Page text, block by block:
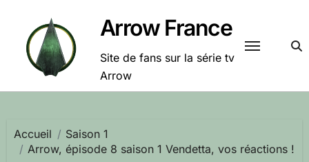
contenu
Arrow France
Site de fans sur la série tv
Arrow
Accueil
Saison 1
Arrow, épisode 8 saison 1 Vendetta, vos réactions !